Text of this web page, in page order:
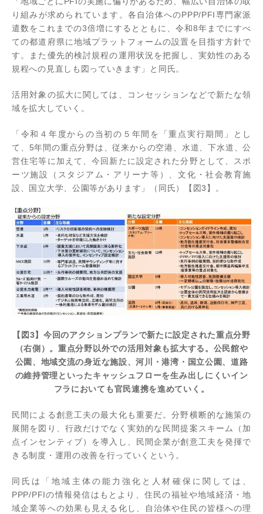
り組みが求められています。各自治体へのPPP/PFI専門家派
遣数をこれまでの3倍増にするとともに、令和8年までにすべ
ての都道府県に地域プラットフォームの設置を目指す方針で
す。また優先的検討規程の運用状況を把握し、実効性のある
規程への見直しも図っていきます」と同氏。
活用対象の拡大に関しては、コンセッションなどで新たな領
域を拡大していく。
「令和４年度からの当初の５年間を「重点実行期間」とし
て、5年間の重点分野は、従来からの空港、水道、下水道、公
営住宅等に加えて、今回新たに設定された分野として、スポ
ーツ施設（スタジアム・アリーナ等）、文化・社会教育施
設、国立大学、公園等があります」（同氏）【図3】。
【図3】今回のアクションプランで新たに設定された重点分野
（右側）。重点分野以外での活用対象も拡大する。公民館や
公園、地域交流の身近な施設、河川・港湾・国立公園、道路
の維持管理といったキャッシュフローを生み出しにくいイン
フラにおいても官民連携を進めていく。
民間による創意工夫の最大化も重要だ。分野横断的な施策の
展開を図り、行政だけでなく実効的な民間提案スキーム（加
点インセンティブ）を導入し、民間企業が創意工夫を発揮で
きる制度・運用の改善を行っていくという。
同氏は「地域主体の能力強化と人材確保に関しては、
PPP/PFIの情報発信はもとより、住民の福祉や地域経済・地
域企業等への効果も見える化し、自治体や住民の皆様への理